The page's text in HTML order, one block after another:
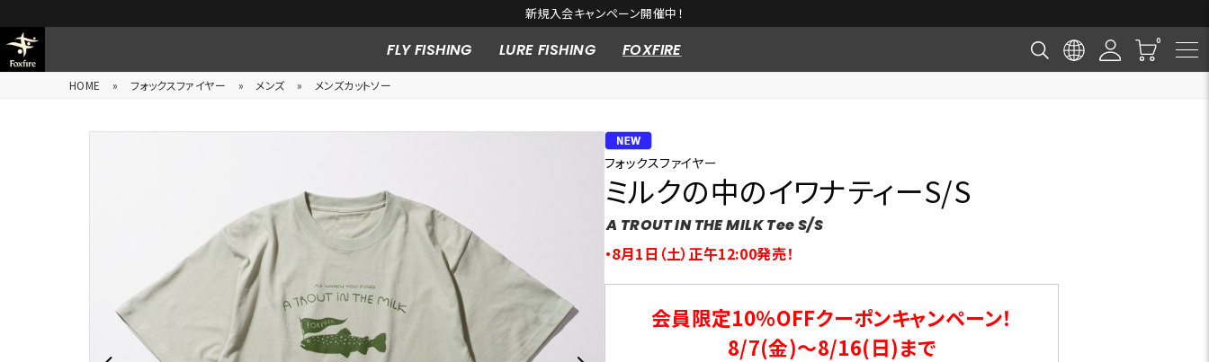
新規入会キャンペーン開催中！
FLY FISHING LURE FISHING FOXFIRE
HOME » フォックスファイヤー » メンズ » メンズカットソー
フォックスファイヤー
ミルクの中のイワナティーS/S
A TROUT IN THE MILK Tee S/S
・8月1日（土）正午12:00発売！
会員限定10％OFFクーポンキャンペーン！
8/7(金)～8/16(日)まで